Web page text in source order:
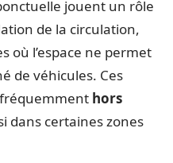
jouent un rôle
de la circulation,
où l’espace ne permet
de véhicules. Ces
hors
dans certaines zones